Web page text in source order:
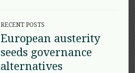
RECENT POSTS
European austerity
seeds governance
alternatives